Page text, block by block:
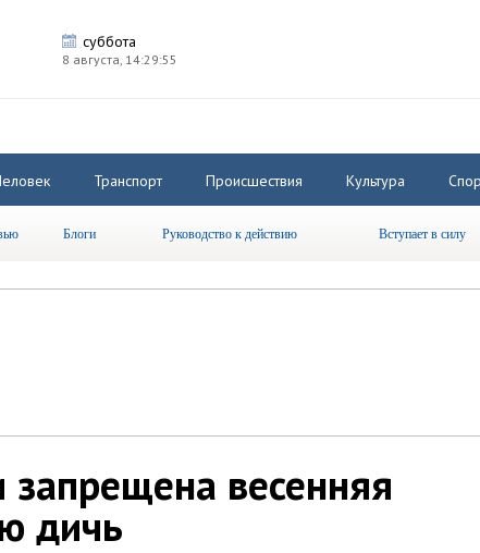
суббота
8 августа, 14:29:56
Транспорт Происшествия Культура
Блоги Руководство к действию Вступает в силу
весенняя
дичь